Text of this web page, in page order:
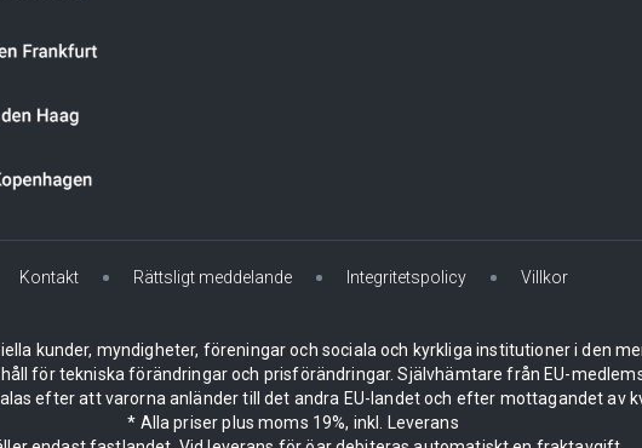
Kontakt Rättsligt meddelande Integritetspolicy Villkor
kunder, myndigheter, föreningar och sociala och kyrkliga institutioner i den
för tekniska förändringar och prisförändringar. Självhämtare från EU-
efter att varorna anländer till det andra EU-landet och efter mottagandet av
* Alla priser plus moms 19%, inkl. Leverans